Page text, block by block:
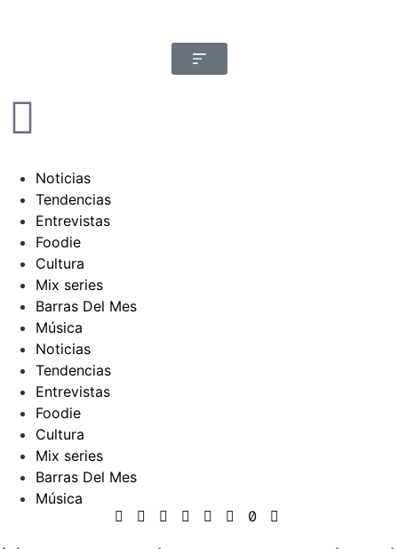
Noticias
Tendencias
Entrevistas
Foodie
Cultura
Mix series
Barras Del Mes
Música
Noticias
Tendencias
Entrevistas
Foodie
Cultura
Mix series
Barras Del Mes
Música